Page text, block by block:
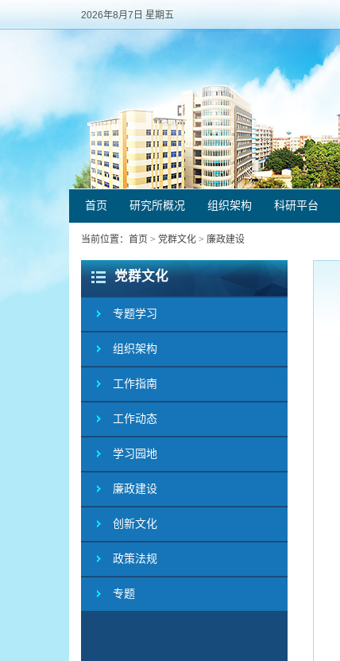
2026年8月7日 星期五
首页 研究所概况 组织架构 科研平台
当前位置： 首页 > 党群文化 > 廉政建设
党群文化
专题学习
组织架构
工作指南
工作动态
学习园地
廉政建设
创新文化
政策法规
专题